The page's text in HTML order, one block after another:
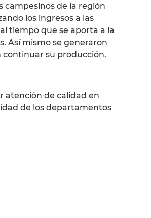
campesinos de la región
los ingresos a las
tiempo que se aporta a la
Así mismo se generaron
continuar su producción.
atención de calidad en
de los departamentos